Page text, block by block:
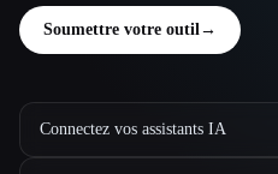
Soumettre votre outil→
Connectez vos assistants IA